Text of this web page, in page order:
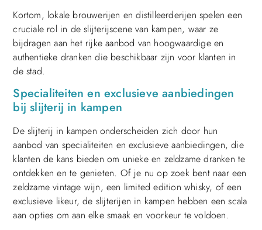
Kortom, lokale brouwerijen en distilleerderijen spelen een
cruciale rol in de slijterijscene van kampen, waar ze
bijdragen aan het rijke aanbod van hoogwaardige en
authentieke dranken die beschikbaar zijn voor klanten in
de stad.
Specialiteiten en exclusieve aanbiedingen
bij slijterij in kampen
De slijterij in kampen onderscheiden zich door hun
aanbod van specialiteiten en exclusieve aanbiedingen, die
klanten de kans bieden om unieke en zeldzame dranken te
ontdekken en te genieten. Of je nu op zoek bent naar een
zeldzame vintage wijn, een limited edition whisky, of een
exclusieve likeur, de slijterijen in kampen hebben een scala
aan opties om aan elke smaak en voorkeur te voldoen.